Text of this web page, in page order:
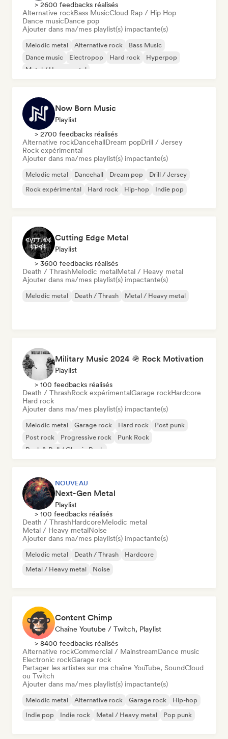
> 2600 feedbacks réalisés
Alternative rockBass MusicCloud Rap / Hip Hop
Dance musicDance pop
Ajouter dans ma/mes playlist(s) impactante(s)
Melodic metal Alternative rock
Bass Music
Dance music
Electropop Hard rock
Hyperpop
Metal / Heavy metal
Now Born Music
Playlist
> 2700 feedbacks réalisés
Alternative rockDancehallDream popDrill / Jersey
Rock expérimental
Ajouter dans ma/mes playlist(s) impactante(s)
Melodic metal Dancehall Dream pop
Drill / Jersey
Rock expérimental
Hard rock Hip-hop Indie pop
Cutting Edge Metal
Playlist
> 3600 feedbacks réalisés
Death / ThrashMelodic metalMetal / Heavy metal
Ajouter dans ma/mes playlist(s) impactante(s)
Melodic metal Death / Thrash Metal / Heavy metal
Military Music 2024 🪖 Rock Motivation
Playlist
> 100 feedbacks réalisés
Death / ThrashRock expérimentalGarage rockHardcore
Hard rock
Ajouter dans ma/mes playlist(s) impactante(s)
Melodic metal Garage rock Hard rock
Post punk
Post rock
Progressive rock
Punk Rock
Rock & Roll / Classic Rock
NOUVEAU
Next-Gen Metal
Playlist
> 100 feedbacks réalisés
Death / ThrashHardcoreMelodic metal
Metal / Heavy metalNoise
Ajouter dans ma/mes playlist(s) impactante(s)
Melodic metal Death / Thrash
Hardcore
Metal / Heavy metal
Noise
Content Chimp
Chaîne Youtube / Twitch, Playlist
> 8400 feedbacks réalisés
Alternative rockCommercial / MainstreamDance music
Electronic rockGarage rock
Partager les artistes sur ma chaîne YouTube, SoundCloud
ou Twitch
Ajouter dans ma/mes playlist(s) impactante(s)
Melodic metal Alternative rock Garage rock
Hip-hop
Indie pop
Indie rock Metal / Heavy metal Pop punk